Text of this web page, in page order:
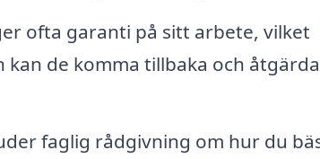
ofta garanti på sitt arbete, vilket
de komma tillbaka och åtgärda
faglig rådgivning om hur du